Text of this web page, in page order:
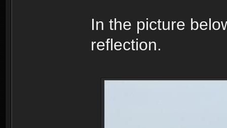
In the picture
reflection.